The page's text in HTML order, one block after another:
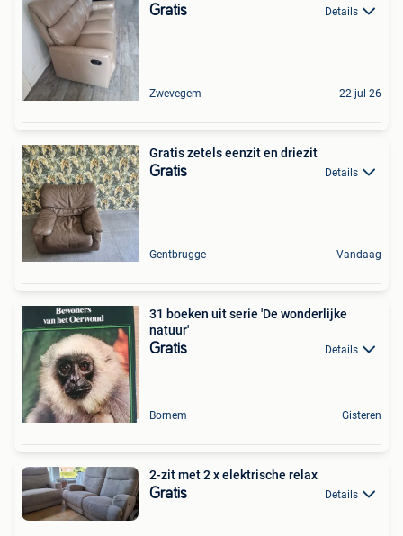
Gratis Details
Zwevegem 22 jul 26
Gratis zetels eenzit en driezit
Gratis Details
Gentbrugge Vandaag
31 boeken uit serie 'De wonderlijke
natuur'
Gratis Details
Bornem Gisteren
2-zit met 2 x elektrische relax
Gratis Details